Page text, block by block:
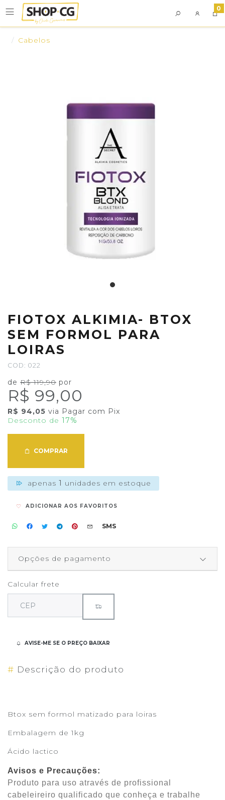
0
Cabelos
FIOTOX ALKIMIA- BTOX
SEM FORMOL PARA
LOIRAS
COD: 022
de R$ 119,90 por
R$ 99,00
R$ 94,05 via Pagar com Pix
Desconto de 17%
COMPRAR
apenas 1 unidades em estoque
ADICIONAR AOS FAVORITOS
SMS
Opções de pagamento
Calcular frete
AVISE-ME SE O PREÇO BAIXAR
# Descrição do produto
Btox sem formol matizado para loiras
Embalagem de 1kg
Ácido lactico
Avisos e Precauções:
Produto para uso através de profissional
cabeleireiro qualificado que conheça e trabalhe